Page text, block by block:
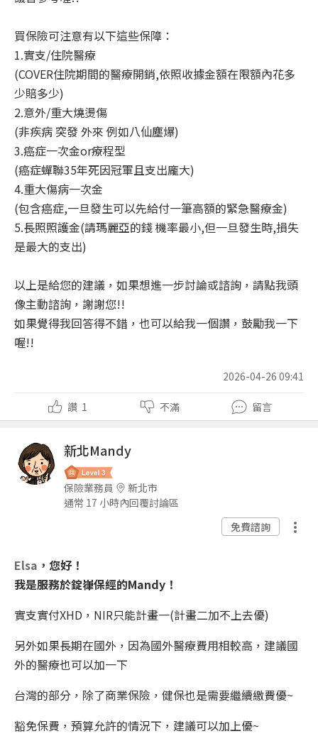
買保險可注意有以下這些保障：
1.實支/住院醫療
(COVER住院期間的醫療開銷,依照收據金額在限額內花多
少賠多少)
2.意外/重大燒燙傷
(非疾病 突發 外來 例如八仙塵爆)
3.癌症一次金or療程型
(癌症蟬聯35年死因冠軍且支出龐大)
4.重大傷病一次金
(包含癌症,一旦發生可以先給付一筆高額的緊急醫療金)
5.長照照護金(請瑪麗亞的錢 機率最小,但一旦發生時,損失
是最大的支出)
以上是給您的建議，如果想進一步討論或諮詢，請點我頭
像主動諮詢，謝謝您!!
如果覺得我回答得不錯，也可以給我一個讚，鼓勵我一下
喔!!
2026-04-26 09:41
讚 1 不滿 留言
新北Mandy
保險業務員
新北市
通常 17 小時內回覆討論區
免費諮詢
Elsa ，您好！
我是服務於錠嵂保經的Mandy！
實支實付XHD，NIR只能計畫一(計畫二加不上去優)
另外如果長期在國外，因為國外醫療費用相較高，建議國
外的醫療也可以加一下
台灣的部分，除了商業保險，健保也是需要繼續繳費優~
豁免保費，預算允許的情況下，建議可以加上優~